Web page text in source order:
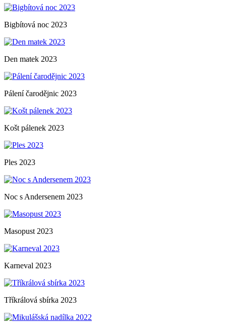
Bigbítová noc 2023
Den matek 2023
Pálení čarodějnic 2023
Košt pálenek 2023
Ples 2023
Noc s Andersenem 2023
Masopust 2023
Karneval 2023
Tříkrálová sbírka 2023